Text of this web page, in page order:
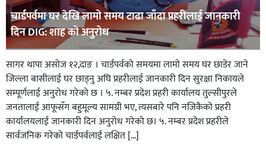
चार्डपर्वमा घर देखि लामो समय टाढा जाँदा प्रहरीलाई जानकारी
दिन DIG: शाह को अनुरोध
सागर थापा असोज १२,दाङ । चार्डपर्वको समयमा लामो समय घर छाडेर जाने
जिल्ला बासीलाई घर छाड्नु अघि प्रहरीलाई जानकारी दिन सुरक्षा निकायले
सम्पूर्णलाई अनुरोध गरेको छ । ५. नम्बर प्रदेश प्रहरी कार्यालय तुल्सीपुरले
जनतालाई आफूसँग बहुमूल्य सामग्री भए, त्यसबारे पनि नजिकैको प्रहरी
कार्यालयलाई जानकारी दिन अनुरोध गरेको छ। ५. नम्बर प्रदेश प्रहरीले
सार्वजनिक गरेको चार्डपर्वलाई लक्षित […]